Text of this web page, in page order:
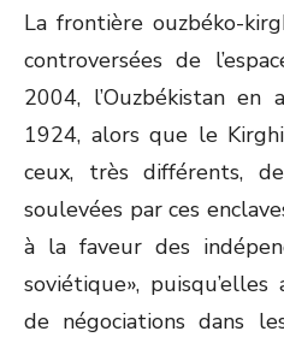
La frontière ouzbéko-
controversées de
2004, l’Ouzbékistan
1924, alors que le
ceux, très différents,
soulevées par ces
à la faveur des
soviétique»,
de négociations dans